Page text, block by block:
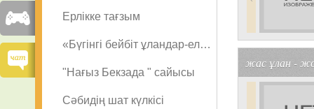
Ерлікке тағзым
«Бүгінгі бейбіт ұландар-ел қорғаны
"Нағыз Бекзада " сайысы
Cәбидің шат күлкісі
жас ұлан -